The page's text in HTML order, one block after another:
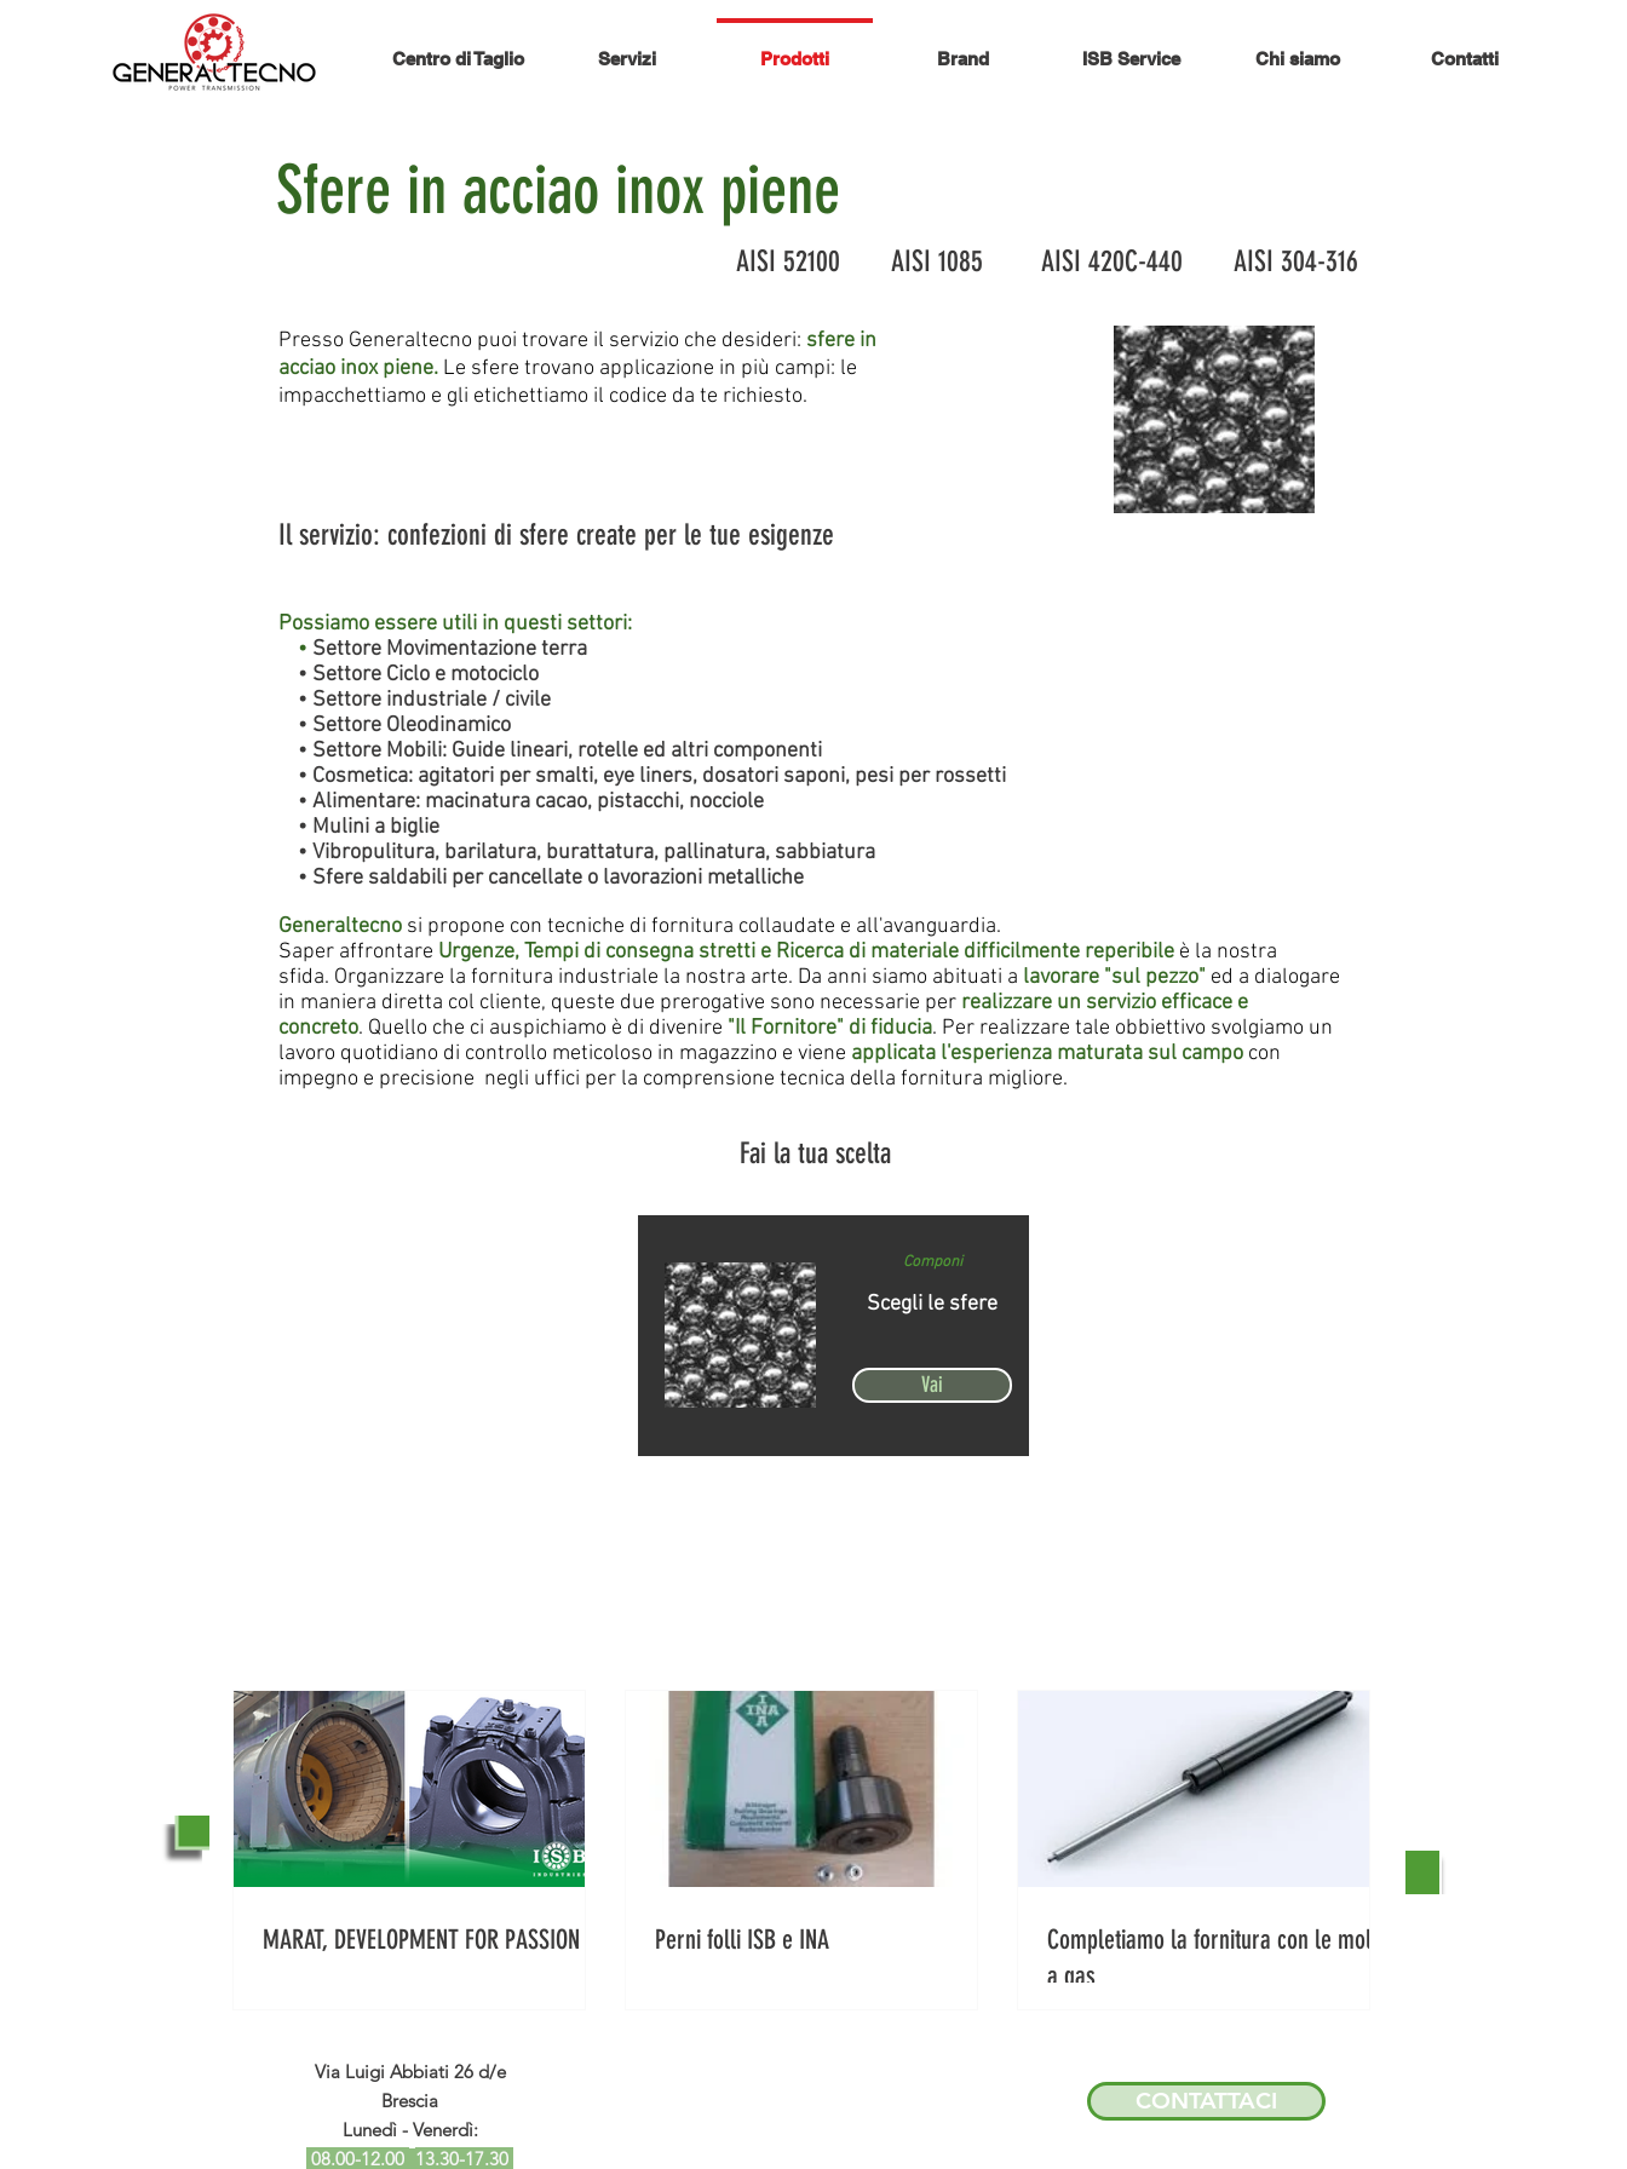
Centro di Taglio Servizi Prodotti Brand ISB Service Chi siamo Contatti
Sfere in acciao inox piene
AISI 52100 AISI 1085 AISI 420C-440 AISI 304-316
Presso Generaltecno puoi trovare il servizio che desideri: sfere in
acciao inox piene. Le sfere trovano applicazione in più campi: le
impacchettiamo e gli etichettiamo il codice da te richiesto.
Il servizio: confezioni di sfere create per le tue esigenze
Possiamo essere utili in questi settori:
• Settore Movimentazione terra
• Settore Ciclo e motociclo
• Settore industriale / civile
• Settore Oleodinamico
• Settore Mobili: Guide lineari, rotelle ed altri componenti
• Cosmetica: agitatori per smalti, eye liners, dosatori saponi, pesi per rossetti
• Alimentare: macinatura cacao, pistacchi, nocciole
• Mulini a biglie
• Vibropulitura, barilatura, burattatura, pallinatura, sabbiatura
• Sfere saldabili per cancellate o lavorazioni metalliche
Generaltecno si propone con tecniche di fornitura collaudate e all'avanguardia.
Saper affrontare Urgenze, Tempi di consegna stretti e Ricerca di materiale difficilmente reperibile è la nostra
sfida. Organizzare la fornitura industriale la nostra arte. Da anni siamo abituati a lavorare "sul pezzo" ed a dialogare
in maniera diretta col cliente, queste due prerogative sono necessarie per realizzare un servizio efficace e
concreto. Quello che ci auspichiamo è di divenire "Il Fornitore" di fiducia. Per realizzare tale obbiettivo svolgiamo un
lavoro quotidiano di controllo meticoloso in magazzino e viene applicata l'esperienza maturata sul campo con
impegno e precisione negli uffici per la comprensione tecnica della fornitura migliore.
Fai la tua scelta
Componi
Scegli le sfere
Vai
MARAT, DEVELOPMENT FOR PASSION Perni folli ISB e INA
Completiamo la fornitura con le molle
a gas
Via Luigi Abbiati 26 d/e
Brescia
Lunedì - Venerdì:
08.00-12.00 13.30-17.30
CONTATTACI